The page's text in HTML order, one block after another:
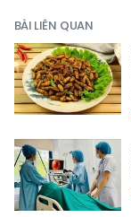
BÀI LIÊN QUAN